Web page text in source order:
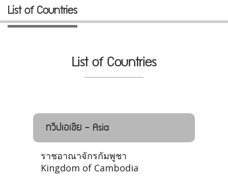
List of Countries
List of Countries
ทวีปเอเชีย - Asia
ราชอาณาจักรกัมพูชา
Kingdom of Cambodia